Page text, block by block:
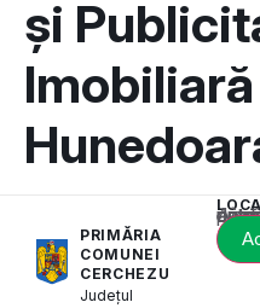
și
Imobiliară
PRIMĂRIA
COMUNEI
CERCHEZU
Județul
Acest conținut este blocat până când acceptați categoria corespunzătoare de cookie-uri.